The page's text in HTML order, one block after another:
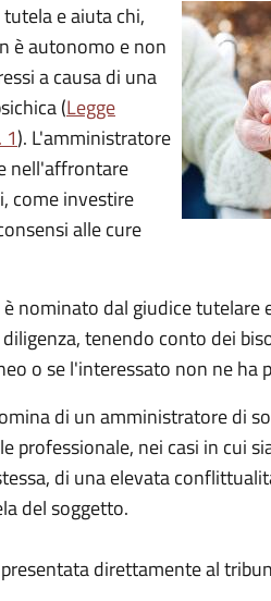
e aiuta chi,
è autonomo e non
a causa di una
(Legge
). L'amministratore
nell'affrontare
come investire
alle cure
nominato dal giudice tutelare
tenendo conto dei
o se l'interessato non ne ha
di un amministratore di
professionale, nei casi in cui
di una elevata
del soggetto.
direttamente al